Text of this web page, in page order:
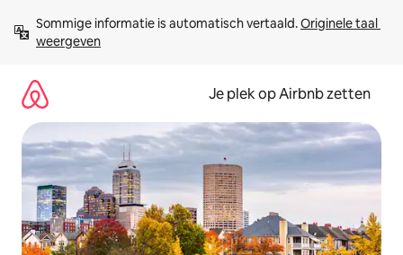
direct
naar
Sommige informatie is automatisch vertaald. Originele taal
weergeven
Je plek op Airbnb zetten